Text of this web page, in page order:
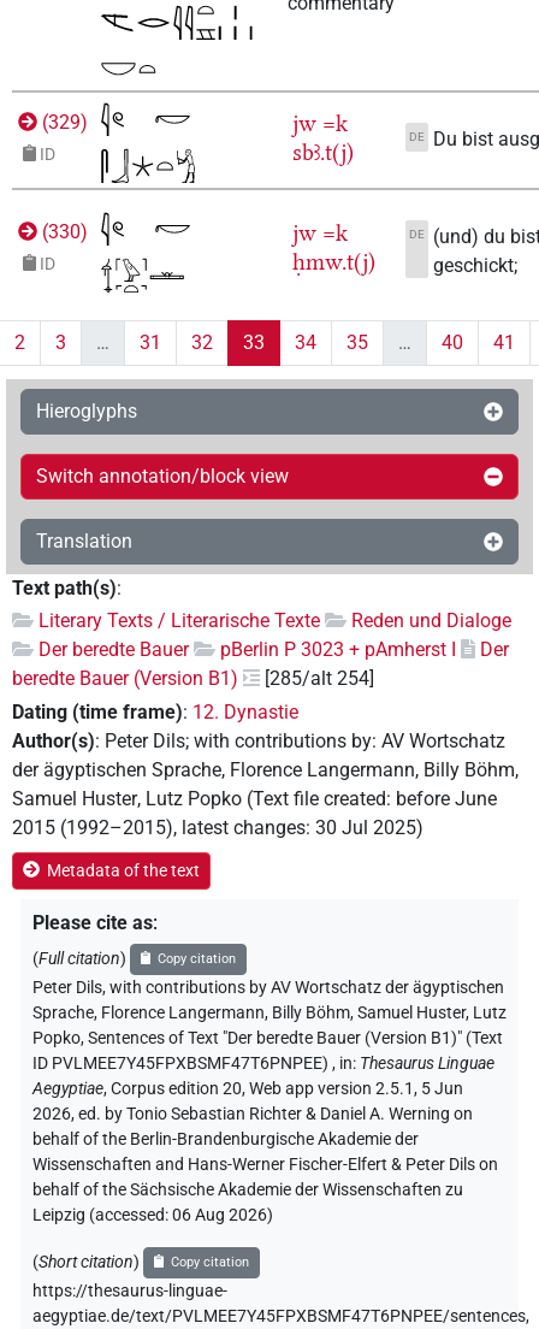
(329)
ID
jw =k
sbꜣ.t(j)
DE Du bist
(330)
ID
jw =k
ḥmw.t(j)
DE
(und) du
geschickt;
2 3 … 31 32 33 34 35 … 40 41
Hieroglyphs
Switch annotation/block view
Translation
Text path(s):
Literary Texts / Literarische Texte
Reden und Dialoge
Der beredte Bauer
pBerlin P 3023 + pAmherst I
Der
beredte Bauer (Version B1)
[285/alt 254]
Dating (time frame): 12. Dynastie
Author(s): Peter Dils; with contributions by: AV Wortschatz
der ägyptischen Sprache, Florence Langermann, Billy Böhm,
Samuel Huster, Lutz Popko (Text file created: before June
2015 (1992–2015), latest changes: 30 Jul 2025)
Metadata of the text
Please cite as:
(Full citation) Copy citation
Peter Dils,with contributions byAV Wortschatz der ägyptischen
Sprache, Florence Langermann, Billy Böhm, Samuel Huster, Lutz
Popko,Sentences of Text "Der beredte Bauer (Version B1)" (Text
ID PVLMEE7Y45FPXBSMF47T6PNPEE) , in: Thesaurus Linguae
Aegyptiae,Corpus edition 20, Web app version 2.5.1, 5 Jun
2026, ed. by Tonio Sebastian Richter & Daniel A. Werning on
behalf of the Berlin-Brandenburgische Akademie der
Wissenschaften and Hans-Werner Fischer-Elfert & Peter Dils on
behalf of the Sächsische Akademie der Wissenschaften zu
Leipzig (accessed:06 Aug 2026)
(Short citation) Copy citation
https://thesaurus-linguae-
aegyptiae.de/text/PVLMEE7Y45FPXBSMF47T6PNPEE/sentences,